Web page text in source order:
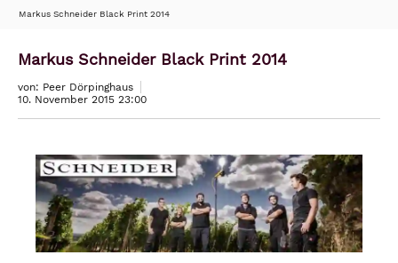
Markus Schneider Black Print 2014
Markus Schneider Black Print 2014
von: Peer Dörpinghaus
10. November 2015 23:00